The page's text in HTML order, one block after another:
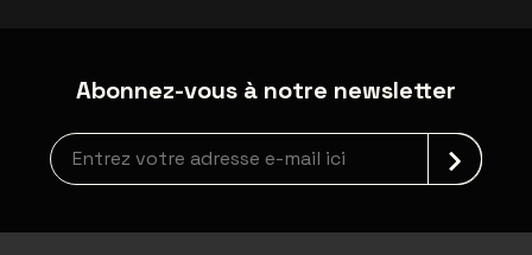
Abonnez-vous à notre newsletter
Inscription à la newsletter